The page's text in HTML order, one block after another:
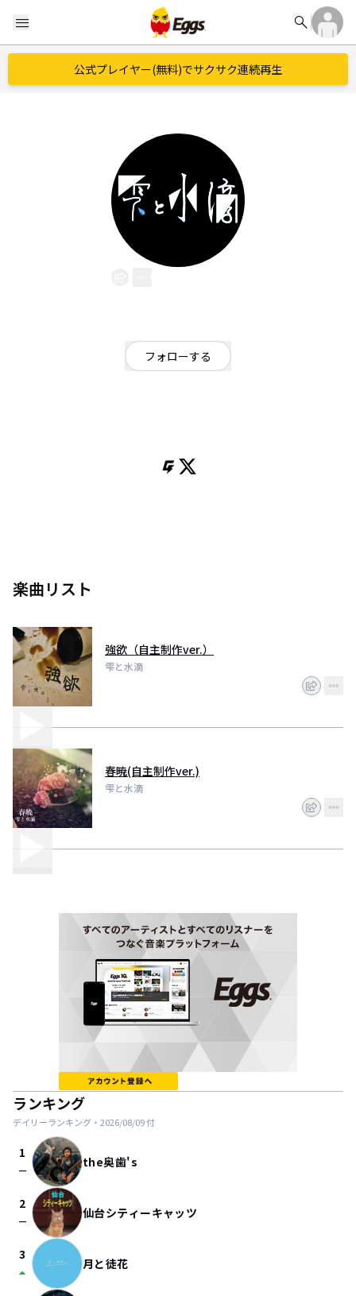
menu search
公式プレイヤー(無料)でサクサク連続再生
フォローする
楽曲リスト
強欲（自主制作ver.）
雫と水滴
春暁(自主制作ver.)
雫と水滴
ランキング
デイリーランキング・ 2026/08/09付
1
check_indeterminate_small the奥歯's
2
check_indeterminate_small 仙台シティーキャッツ
3
arrow_drop_up 月と徒花